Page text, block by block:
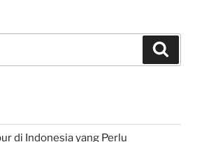
di Indonesia yang Perlu